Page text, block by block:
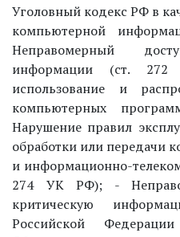
Уголовный кодекс РФ в
компьютерной
Неправомерный
информации (ст.
использование и
компьютерных
Нарушение правил
обработки или передачи
и информационно-
274 УК РФ); -
критическую
Российской